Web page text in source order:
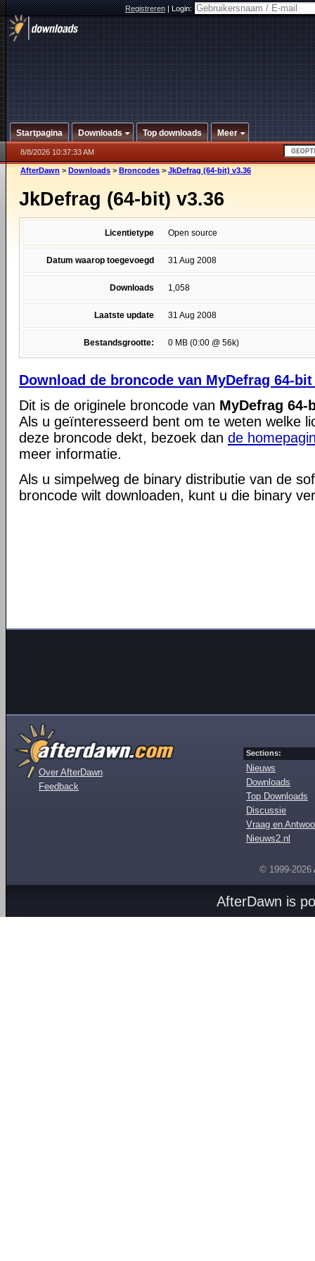
Registreren|Login:
Startpagina Downloads Top downloads Meer
8/8/2026 10:37:33 AM
AfterDawn > Downloads > Broncodes > JkDefrag (64-bit) v3.36
JkDefrag (64-bit) v3.36
Licentietype Open source
Datum waarop toegevoegd 31 Aug 2008
Downloads 1,058
Laatste update 31 Aug 2008
Bestandsgrootte: 0 MB (0:00 @ 56k)
Download de broncode van MyDefrag 64-
Dit is de originele broncode van MyDefrag 64-
Als u geïnteresseerd bent om te weten welke
deze broncode dekt, bezoek dan de
meer informatie.
Als u simpelweg de binary distributie van de
broncode wilt downloaden, kunt u die binary
Over AfterDawn
Feedback
Sections:
Nieuws
Downloads
Top Downloads
Discussie
Vraag en
Nieuws2.nl
© 1999-2026
AfterDawn is